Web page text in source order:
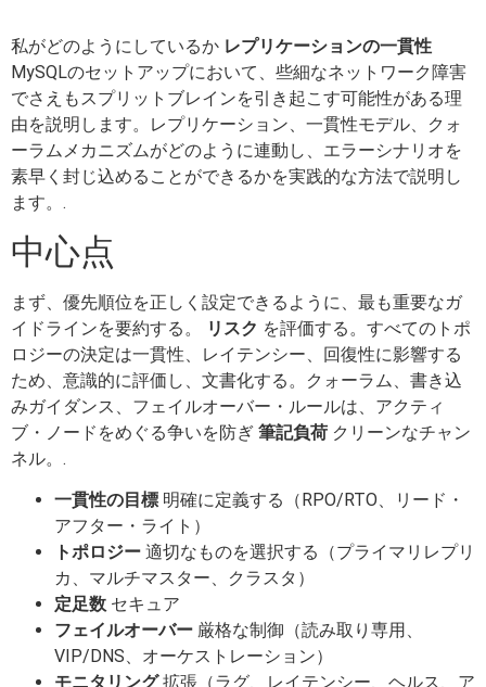
私がどのようにしているか レプリケーションの一貫性
MySQLのセットアップにおいて、些細なネットワーク障害
でさえもスプリットブレインを引き起こす可能性がある理
由を説明します。レプリケーション、一貫性モデル、クォ
ーラムメカニズムがどのように連動し、エラーシナリオを
素早く封じ込めることができるかを実践的な方法で説明し
ます。.
中心点
まず、優先順位を正しく設定できるように、最も重要なガ
イドラインを要約する。
リスク を評価する。すべてのトポ
ロジーの決定は一貫性、レイテンシー、回復性に影響する
ため、意識的に評価し、文書化する。クォーラム、書き込
みガイダンス、フェイルオーバー・ルールは、アクティ
ブ・ノードをめぐる争いを防ぎ 筆記負荷 クリーンなチャン
ネル。.
一貫性の目標 明確に定義する（RPO/RTO、リード・
アフター・ライト）
トポロジー 適切なものを選択する（プライマリレプリ
カ、マルチマスター、クラスタ）
定足数 セキュア
フェイルオーバー 厳格な制御（読み取り専用、
VIP/DNS、オーケストレーション）
モニタリング拡張（ラグ、レイテンシー、ヘルス、ア